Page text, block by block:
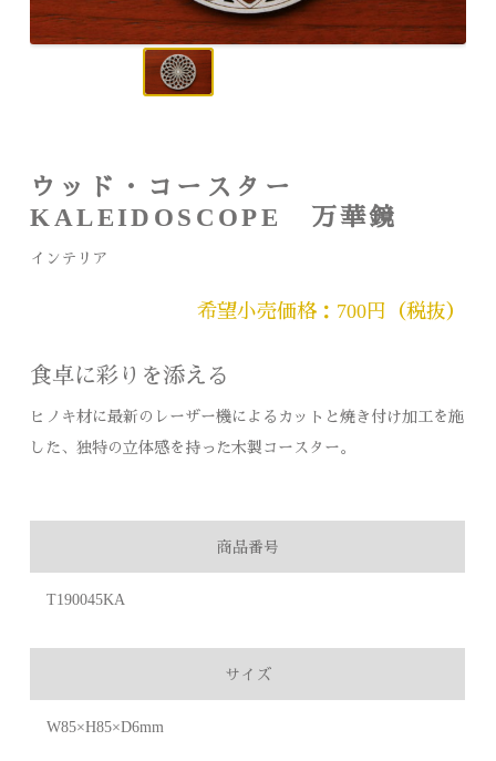
ウッド・コースター
KALEIDOSCOPE 万華鏡
インテリア
希望小売価格：700円（税抜）
食卓に彩りを添える
ヒノキ材に最新のレーザー機によるカットと焼き付け加工を施
した、独特の立体感を持った木製コースター。
商品番号
T190045KA
サイズ
W85×H85×D6mm